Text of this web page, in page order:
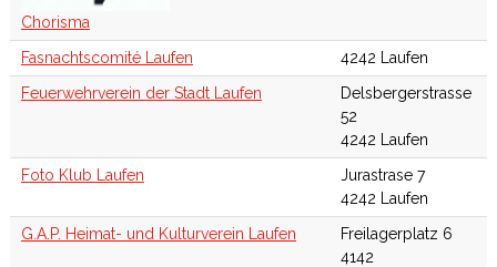
Chorisma
Fasnachtscomité Laufen
4242 Laufen
Feuerwehrverein der Stadt Laufen
Delsbergerstrasse
52
4242 Laufen
Foto Klub Laufen
Jurastrase 7
4242 Laufen
G.A.P. Heimat- und Kulturverein Laufen
Freilagerplatz 6
4142